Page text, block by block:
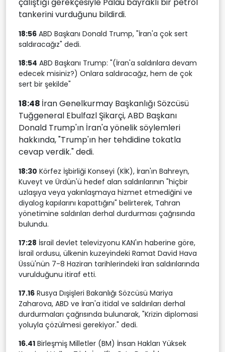
tankerini vurduğunu bildirdi.
18:56 ABD Başkanı Donald Trump, "İran'a çok sert
saldıracağız" dedi.
18:54 ABD Başkanı Trump: "(İran'a saldırılara devam
edecek misiniz?) Onlara saldıracağız, hem de çok
sert bir şekilde"
18:48 İran Genelkurmay Başkanlığı Sözcüsü
Tuğgeneral Ebulfazl Şikarçi, ABD Başkanı
Donald Trump'ın İran'a yönelik söylemleri
hakkında, "Trump'ın her tehdidine tokatla
cevap verdik." dedi.
18:30 Körfez İşbirliği Konseyi (KİK), İran'ın Bahreyn,
Kuveyt ve Ürdün'ü hedef alan saldırılarının "hiçbir
uzlaşıya veya yakınlaşmaya hizmet etmediğini ve
diyalog kapılarını kapattığını" belirterek, Tahran
yönetimine saldırıları derhal durdurması çağrısında
bulundu.
17:28 İsrail devlet televizyonu KAN'ın haberine göre,
İsrail ordusu, ülkenin kuzeyindeki Ramat David Hava
Üssü'nün 7-8 Haziran tarihlerindeki İran saldırılarında
vurulduğunu itiraf etti.
17.16 Rusya Dışişleri Bakanlığı Sözcüsü Mariya
Zaharova, ABD ve İran'a itidal ve saldırıları derhal
durdurmaları çağrısında bulunarak, "Krizin diplomasi
yoluyla çözülmesi gerekiyor." dedi.
16.41 Birleşmiş Milletler (BM) İnsan Hakları Yüksek